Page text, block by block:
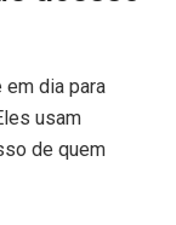
dia para
usam
de quem